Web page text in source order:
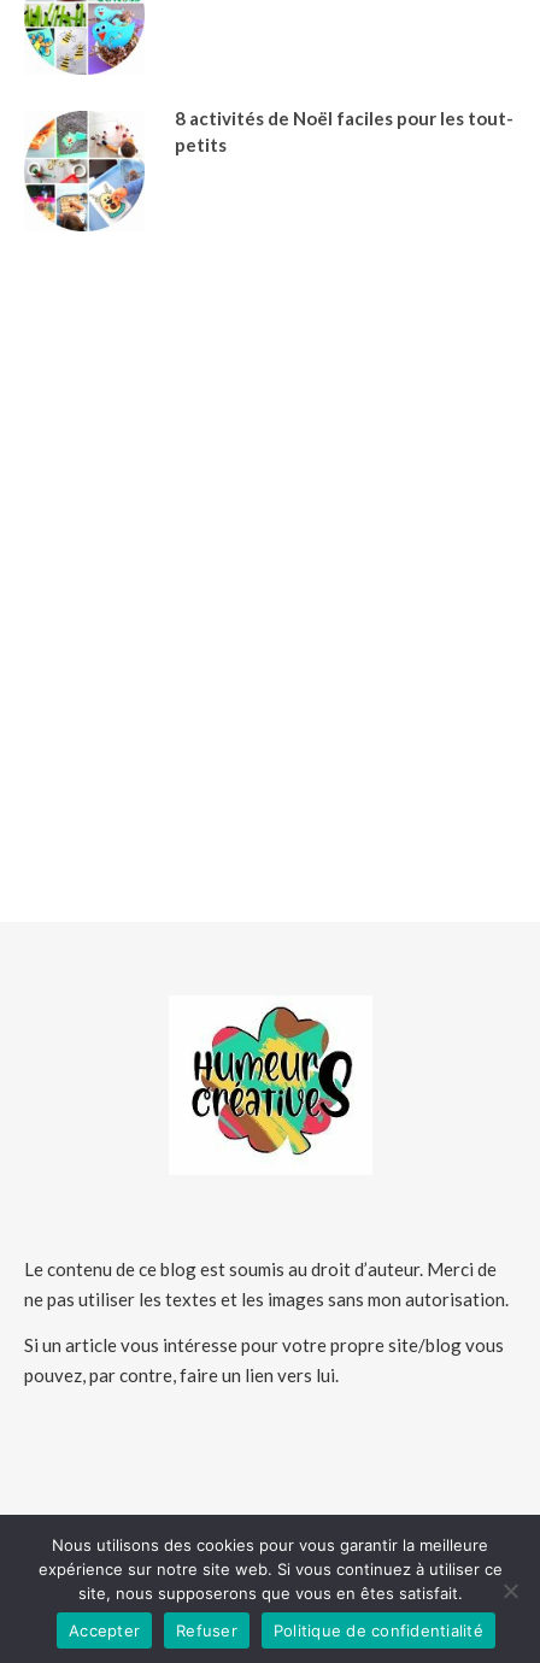
8 activités de Noël faciles pour les tout-
petits
Le contenu de ce blog est soumis au droit d’auteur. Merci de
ne pas utiliser les textes et les images sans mon autorisation.
Si un article vous intéresse pour votre propre site/blog vous
pouvez, par contre, faire un lien vers lui.
COPYRIGHT 2026 - HUMEURSCREATIVES
Nous utilisons des cookies pour vous garantir la meilleure
expérience sur notre site web. Si vous continuez à utiliser ce
site, nous supposerons que vous en êtes satisfait.
Accepter
Refuser Politique de confidentialité